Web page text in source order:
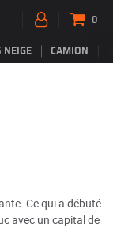
NEIGE CAMION
0
Ce qui a débuté
avec un capital de